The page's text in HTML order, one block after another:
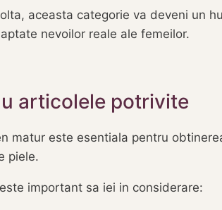
aceasta categorie va deveni un
nevoilor reale ale femeilor.
articolele potrivite
matur este esentiala pentru
piele.
important sa iei in considerare: